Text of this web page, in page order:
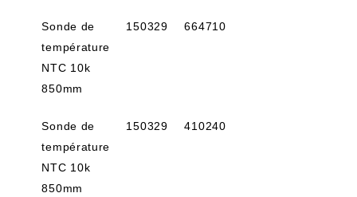
Sonde de
température
NTC 10k
850mm
150329 664710
Sonde de
température
NTC 10k
850mm
150329 410240